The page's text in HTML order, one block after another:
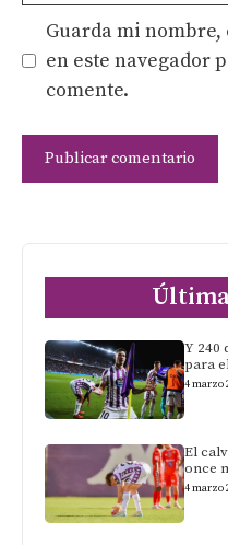
Guarda mi
en este navegador
comente.
Y 240
para
4 marzo
El
once
4 marzo